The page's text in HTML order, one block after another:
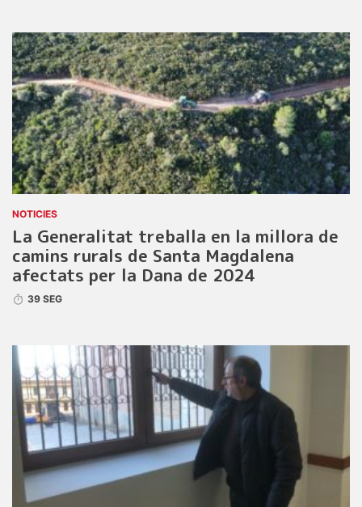
NOTICIES
La Generalitat treballa en la millora de
camins rurals de Santa Magdalena
afectats per la Dana de 2024
39 SEG